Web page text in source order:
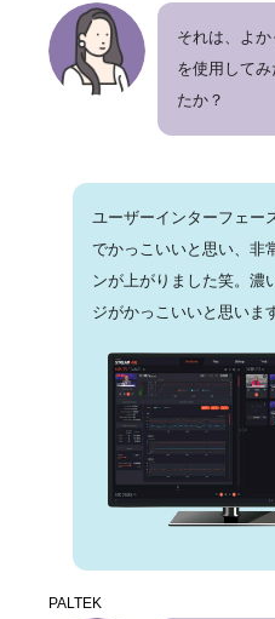
それは、よ
を使用して
たか？
ユーザーインターフェー
でかっこいいと思い、非
ンが上がりました笑。濃
ジがかっこいいと思いま
PALTEK